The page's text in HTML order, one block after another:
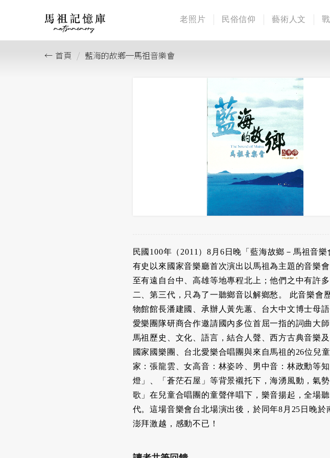
老照片 民俗信仰 藝術人文
首頁 藍海的故鄉─馬祖音樂會
民國100年（2011）8月6日晚「藍海故鄉－馬祖音
有史以來國家音樂廳首次演出以馬祖為主題的音樂
至有遠自台中、高雄等地專程北上；他們之中有許
二、第三代，只為了一聽鄉音以解鄉愁。 此音樂
物館館長潘建國、承辦人黃先蕙、台大中文博士母
愛樂團隊研商合作邀請國內多位首屈一指的詞曲大
馬祖歷史、文化、語言，結合人聲、西方古典音樂
國家國樂團、台北愛樂合唱團與來自馬祖的26位兒
家：張龍雲、女高音：林姿吟、男中音：林政勳等
燈」、「蒼茫石屋」等背景襯托下，海湧風動，氣
歌」在兒童合唱團的童聲伴唱下，樂音揚起，全場
代。這場音樂會台北場演出後，於同年8月25日晚
澎拜激越，感動不已！